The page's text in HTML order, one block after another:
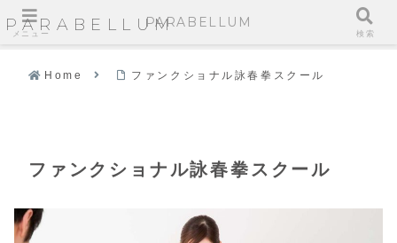
PARABELLUM
Home ファンクショナル詠春拳スクール
ファンクショナル詠春拳スクール
メニュー
PARABELLUM
検索